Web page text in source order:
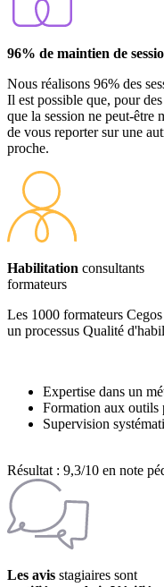
96% de maintien de
Nous réalisons 96% des
Il est possible que, pour
que la session ne peut-être
de vous reporter sur une
proche.
Habilitation consultants
formateurs
Les 1000 formateurs
un processus Qualité
Expertise dans un
Formation aux outils
Supervision
Résultat : 9,3/10 en note
Les avis stagiaires sont